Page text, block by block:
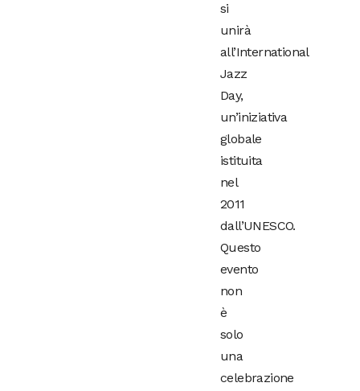
si
unirà
all’International
Jazz
Day,
un’iniziativa
globale
istituita
nel
2011
dall’UNESCO.
Questo
evento
non
è
solo
una
celebrazione